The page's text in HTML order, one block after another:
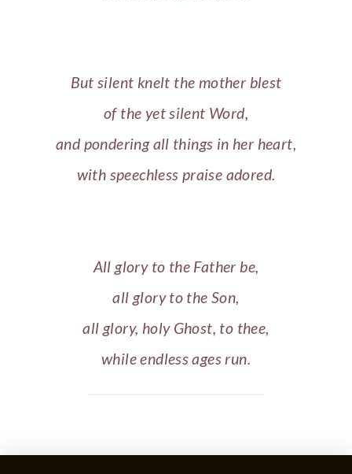
But silent knelt the mother blest
of the yet silent Word,
and pondering all things in her heart,
with speechless praise adored.
All glory to the Father be,
all glory to the Son,
all glory, holy Ghost, to thee,
while endless ages run.